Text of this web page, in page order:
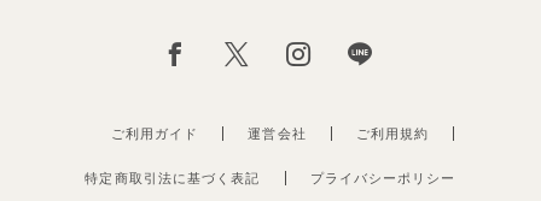
ご利用ガイド 運営会社
特定商取引法に基づく表記 プライバシーポリシー
ご利用規約